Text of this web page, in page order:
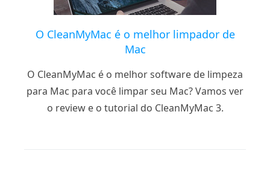
O CleanMyMac é o melhor limpador de
Mac
O CleanMyMac é o melhor software de limpeza
para Mac para você limpar seu Mac? Vamos ver
o review e o tutorial do CleanMyMac 3.